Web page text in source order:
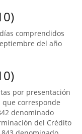
comprendidos
del año
por presentación
que corresponde
denominado
del Crédito